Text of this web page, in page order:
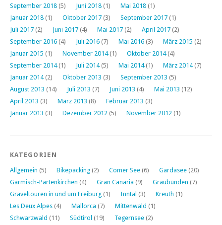
September 2018 (5) Juni 2018 (1) Mai 2018 (1)
Januar 2018 (1) Oktober 2017 (3) September 2017 (1)
Juli 2017 (2) Juni 2017 (4) Mai 2017 (2) April 2017 (2)
September 2016 (4) Juli 2016 (7) Mai 2016 (3) März 2015 (2)
Januar 2015 (1) November 2014(1) Oktober 2014(4)
September 2014(1) Juli 2014(5) Mai 2014(1) März 2014(7)
Januar 2014(2) Oktober 2013 (3) September 2013 (5)
August 2013 (14) Juli 2013 (7) Juni 2013 (4) Mai 2013 (12)
April 2013 (3) März 2013 (8) Februar 2013 (3)
Januar 2013 (3) Dezember 2012 (5) November 2012 (1)
KATEGORIEN
Allgemein (5) Bikepacking (2) Comer See (6) Gardasee (20)
Garmisch-Partenkirchen (4) Gran Canaria (9) Graubünden (7)
Graveltouren in und um Freiburg (1) Inntal (3) Kreuth (1)
Les Deux Alpes (4) Mallorca (7) Mittenwald (1)
Schwarzwald (11) Südtirol (19) Tegernsee (2)